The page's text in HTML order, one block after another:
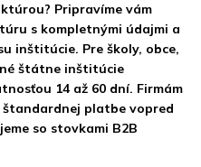
Pripravíme vám
s kompletnými údajmi a
inštitúcie. Pre školy, obce,
štátne inštitúcie
14 až 60 dní. Firmám
platbe vopred
so stovkami B2B